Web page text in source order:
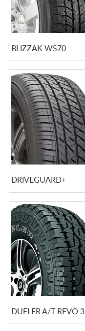
BLIZZAK WS70
DRIVEGUARD+
DUELER A/T REVO 3